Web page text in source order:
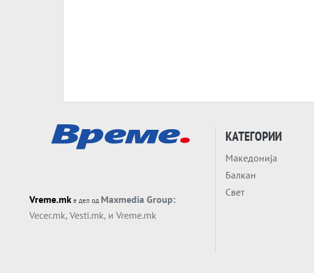
Vreme.mk е дел од Maxmedia Group:
Vecer.mk, Vesti.mk, и Vreme.mk
КАТЕГОРИИ
Македонија
Балкан
Свет